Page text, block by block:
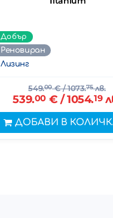
Добър
Реновиран
Лизинг
549.00€/ 1073.75лв.
539.00€ / 1054.19
ДОБАВИ В